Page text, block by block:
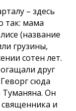
– здесь
так: мама
(название
грузины,
сотен лет.
друг
сюда
Туманяна. Он
и